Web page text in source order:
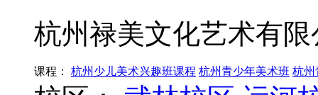
杭州禄美文化艺术有限
课程： 杭州少儿美术兴趣班课程 杭州青少年美术班 杭州